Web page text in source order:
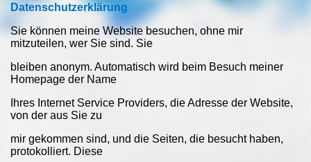
Datenschutzerklärung
Sie können meine Website besuchen, ohne mir
mitzuteilen, wer Sie sind. Sie
bleiben anonym. Automatisch wird beim Besuch meiner
Homepage der Name
Ihres Internet Service Providers, die Adresse der Website,
von der aus Sie zu
mir gekommen sind, und die Seiten, die besucht haben,
protokolliert. Diese